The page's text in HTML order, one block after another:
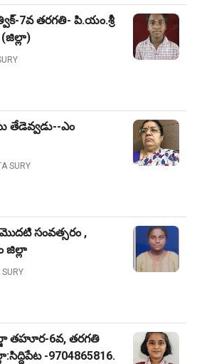
7వ తరగతి- పి.యం.శ్రీ
తేడెవ్వడు--ఎం
SURY
మొదటి సంవత్సరం ,
జిల్లా
SURY
తహూర-6వ, తరగతి
-9704865816.